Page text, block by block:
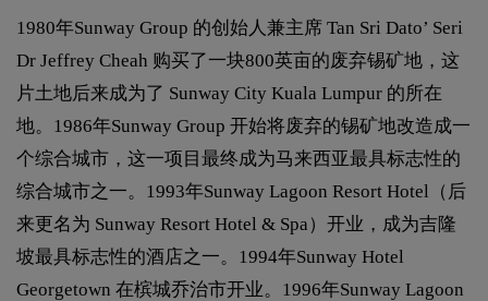
1980年Sunway Group 的创始人兼主席 Tan Sri Dato’ Seri
Dr Jeffrey Cheah 购买了一块800英亩的废弃锡矿地，这
片土地后来成为了 Sunway City Kuala Lumpur 的所在
地。1986年Sunway Group 开始将废弃的锡矿地改造成一
个综合城市，这一项目最终成为马来西亚最具标志性的
综合城市之一。1993年Sunway Lagoon Resort Hotel（后
来更名为 Sunway Resort Hotel & Spa）开业，成为吉隆
坡最具标志性的酒店之一。1994年Sunway Hotel
Georgetown 在槟城乔治市开业。1996年Sunway Lagoon